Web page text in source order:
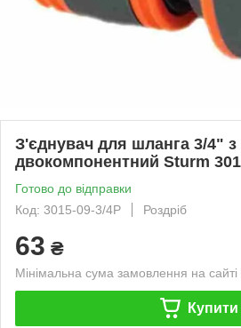
З'єднувач для шланга 3/4" з
двокомпонентний Sturm
Готово до відправки
Код: 3015-09-3/4P
Роздріб
63 ₴
Мінімальна сума замовлення на
Купити